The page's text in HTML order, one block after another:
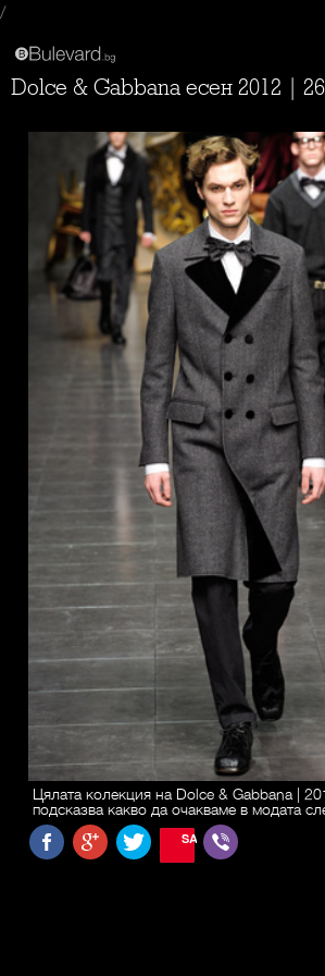
/
Dolce & Gabbana есен 2012 | 26
Цялата колекция на Dolce & Gabbana |
подсказва какво да очакваме в модата
SAVE